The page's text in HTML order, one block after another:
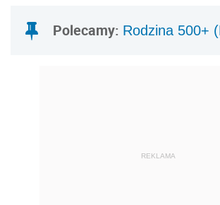
Polecamy: Rodzina 500+
REKLAMA